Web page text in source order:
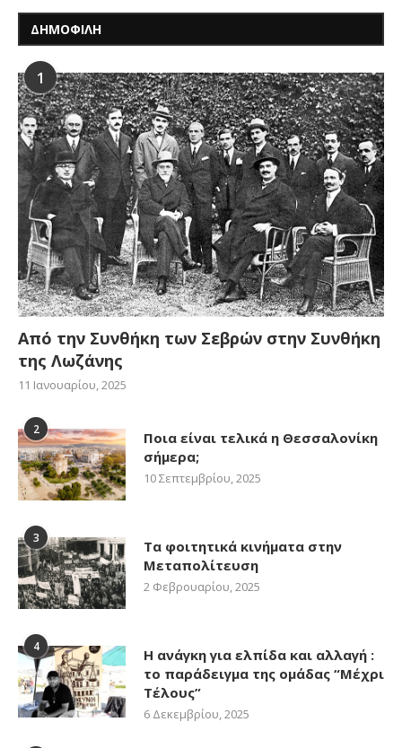
ΔΗΜΟΦΙΛΗ
1
Από την Συνθήκη των Σεβρών στην Συνθήκη
της Λωζάνης
11 Ιανουαρίου, 2025
2
Ποια είναι τελικά η Θεσσαλονίκη
σήμερα;
10 Σεπτεμβρίου, 2025
3
Τα φοιτητικά κινήματα στην
Μεταπολίτευση
2 Φεβρουαρίου, 2025
4
Η ανάγκη για ελπίδα και αλλαγή :
το παράδειγμα της ομάδας “Μέχρι
Τέλους”
6 Δεκεμβρίου, 2025